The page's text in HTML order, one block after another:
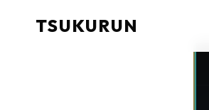
TSUKURUN